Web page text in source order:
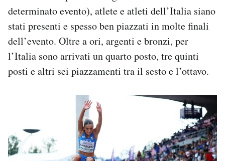
determinato evento), atlete e atleti dell’Italia siano
stati presenti e spesso ben piazzati in molte finali
dell’evento. Oltre a ori, argenti e bronzi, per
l’Italia sono arrivati un quarto posto, tre quinti
posti e altri sei piazzamenti tra il sesto e l’ottavo.